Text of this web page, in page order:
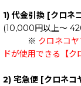
1) 代金引換 [クロネ
(10,000円以上～
※ クロネコ
ドが使用できる【ク
2) 宅急便 [クロネコ